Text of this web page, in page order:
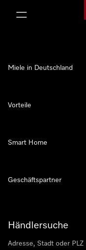
Händlersuche
Miele in Deutschland
Vorteile
Smart Home
Geschäftspartner